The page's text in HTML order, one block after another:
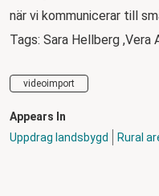
när vi kommunicerar till
Tags: Sara Hellberg ,Vera
videoimport
Appears In
Uppdrag landsbygd
Rural